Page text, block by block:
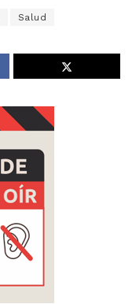
Salud